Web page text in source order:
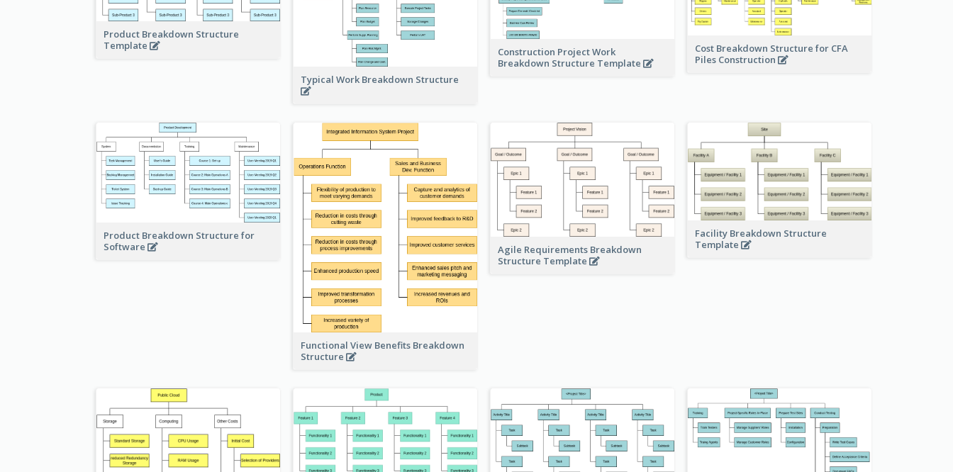
Product Breakdown Structure
Template
Typical Work Breakdown Structure
Construction Project Work
Breakdown Structure Template
Cost Breakdown Structure for CFA
Piles Construction
Product Breakdown Structure for
Software
Functional View Benefits Breakdown
Structure
Agile Requirements Breakdown
Structure Template
Facility Breakdown Structure
Template